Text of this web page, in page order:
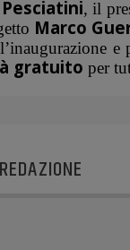
, il
Marco
gratuito per